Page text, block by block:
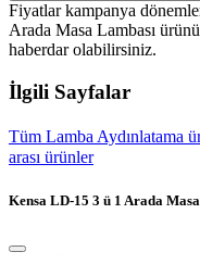
Fiyatlar kampanya
Arada Masa Lambası
haberdar olabilirsiniz.
İlgili Sayfalar
Tüm Lamba Aydınlatama
arası ürünler
Kensa LD-15 3 ü 1 Arada